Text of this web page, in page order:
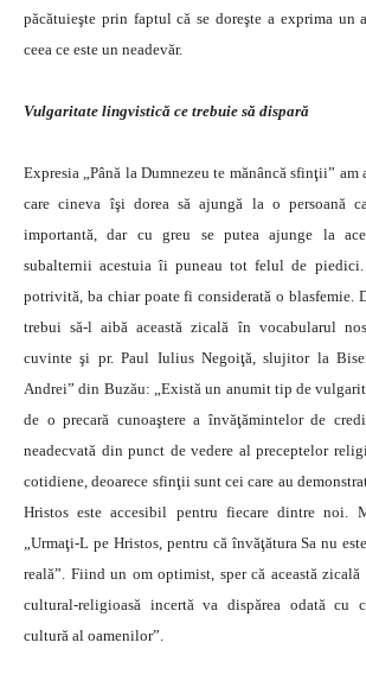
păcătuieşte prin faptul că se doreşte a exprima un
ceea ce este un neadevăr.
Vulgaritate lingvistică ce trebuie să dispară
Expresia „Până la Dumnezeu te mănâncă sfinţii”
care cineva îşi dorea să ajungă la o persoană
importantă, dar cu greu se putea ajunge la
subalternii acestuia îi puneau tot felul de
potrivită, ba chiar poate fi considerată o blasfemie.
trebui să-l aibă această zicală în vocabularul
cuvinte şi pr. Paul Iulius Negoiţă, slujitor la
Andrei” din Buzău: „Există un anumit tip de
de o precară cunoaştere a învăţămintelor de
neadecvată din punct de vedere al preceptelor
cotidiene, deoarece sfinţii sunt cei care au
Hristos este accesibil pentru fiecare dintre noi.
„Urmaţi-L pe Hristos, pentru că învăţătura Sa nu
reală”. Fiind un om optimist, sper că această
cultural-religioasă incertă va dispărea odată cu
cultură al oamenilor”.